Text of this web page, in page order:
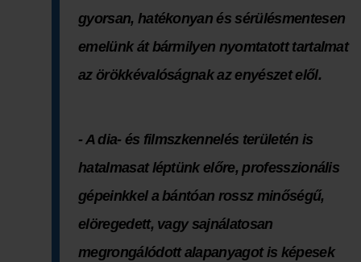
gyorsan, hatékonyan és sérülésmentesen
emelünk át bármilyen nyomtatott tartalmat
az örökkévalóságnak az enyészet elől.
- A dia- és filmszkennelés területén is
hatalmasat léptünk előre, professzionális
gépeinkkel a bántóan rossz minőségű,
elöregedett, vagy sajnálatosan
megrongálódott alapanyagot is képesek